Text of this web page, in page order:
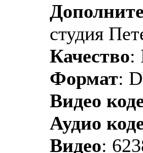
студия
Качество:
Формат:
Видео
Аудио
Видео: